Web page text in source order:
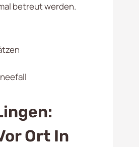
betreut werden.
Ort In